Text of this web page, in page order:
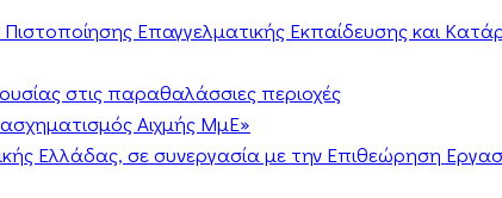
Επαγγελματικής Εκπαίδευσης και
στις παραθαλάσσιες περιοχές
Αιχμής ΜμΕ»
Ελλάδας, σε συνεργασία με την Επιθεώρηση